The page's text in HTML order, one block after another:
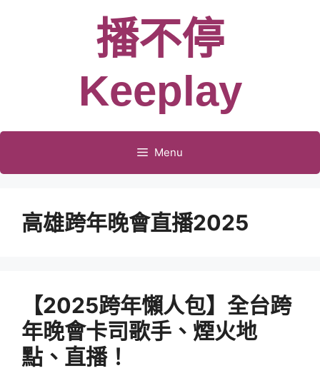
播不停
Keeplay
Menu
高雄跨年晚會直播2025
【2025跨年懶人包】全台跨
年晚會卡司歌手、煙火地
點、直播！